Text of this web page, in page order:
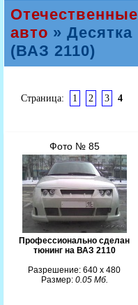
Отечественные
авто » Десятка
(ВАЗ 2110)
Страница: 1 2 3 4
Фото № 85
Профессионально сделан
тюнинг на ВАЗ 2110
Разрешение: 640 x 480
Размер: 0.05 Мб.